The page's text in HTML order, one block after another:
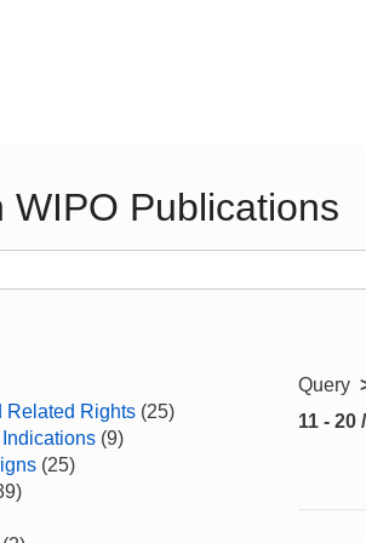
WIPO Publications
Related Rights (25)
(9)
(25)
Query
11 - 20